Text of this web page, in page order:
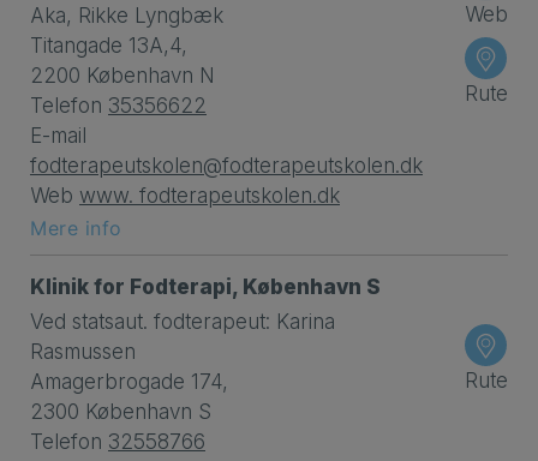
Aka, Rikke Lyngbæk
Titangade 13A,4,
2200 København N
Telefon 35356622
E-mail
fodterapeutskolen@fodterapeutskolen.dk
Web www. fodterapeutskolen.dk
Mere info
Web
Rute
Klinik for Fodterapi, København S
Ved statsaut. fodterapeut: Karina
Rasmussen
Amagerbrogade 174,
2300 København S
Telefon 32558766
Rute